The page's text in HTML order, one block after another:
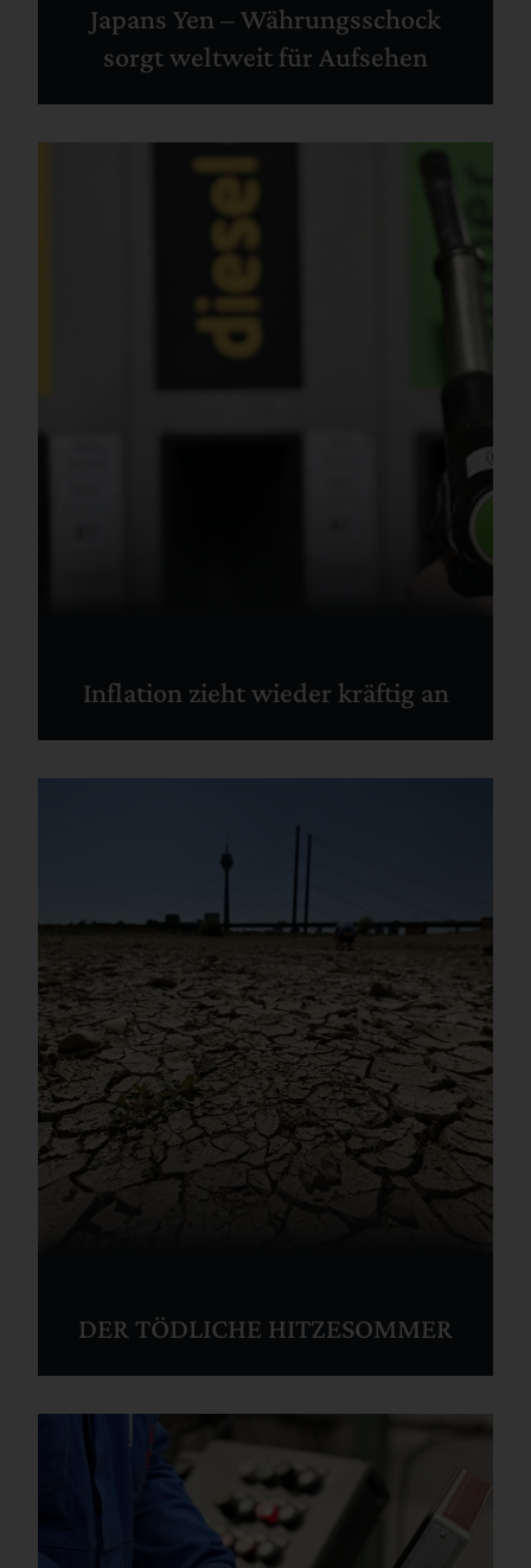
Japans Yen – Währungsschock
sorgt weltweit für Aufsehen
Inflation zieht wieder kräftig an
DER TÖDLICHE HITZESOMMER